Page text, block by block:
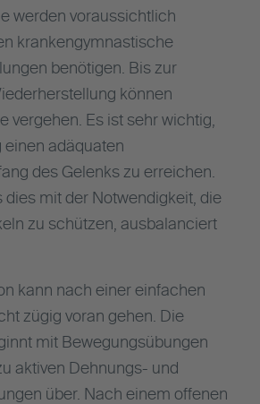
werden voraussichtlich
krankengymnastische
benötigen. Bis zur
können
vergehen. Es ist sehr wichtig,
adäquaten
des Gelenks zu erreichen.
dies mit der Notwendigkeit, die
zu schützen, ausbalanciert
kann nach einer einfachen
zügig voran gehen. Die
mit Bewegungsübungen
aktiven Dehnungs- und
über. Nach einem offenen